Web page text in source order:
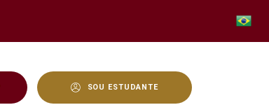
SOU ESTUDANTE